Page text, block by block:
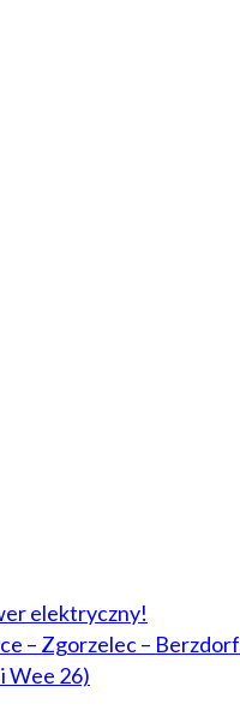
elektryczny!
– Zgorzelec –
Wee 26)